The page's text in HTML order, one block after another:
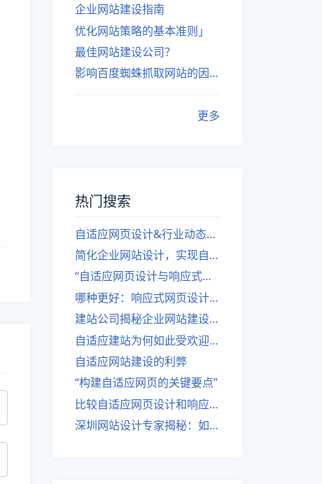
企业网站建设指南
优化网站策略的基本准则」
最佳网站建设公司？
影响百度蜘蛛抓取网站的因素有哪些？
更多
热门搜索
自适应网页设计&行业动态，关注建站。
简化企业网站设计，实现自适应设计的方法
“自适应网页设计与响应式网站建设的异同”
哪种更好：响应式网页设计还是自适应网站？
建站公司揭秘企业网站建设核心原则
自适应建站为何如此受欢迎？
自适应网站建设的利弊
“构建自适应网页的关键要点”
比较自适应网页设计和响应式网站的差异
深圳网站设计专家揭秘：如何实现自适应网页设计